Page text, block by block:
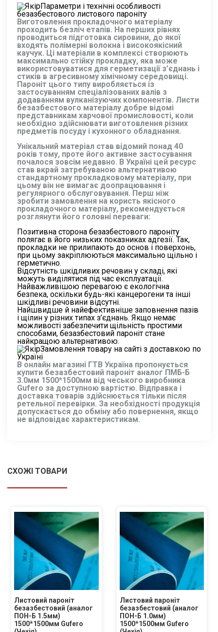
Параметри і технічні особливості
безазбестового листового пароніту
Виготовлення прокладочного матеріалу
проходить безліч етапів. На перших рівнях
проводиться підготовка сировини, до якої
входять полімерні волокна і високоякісний
каучук. Ці матеріали в комплексі створюють
максимально стійку прокладку, яка може
використовуватися для герметизації з’єднань і
стиків в агресивному хімічному середовищі.
Пароніт цього типу виробляється із
застосуванням спеціалізованих валів з
додаванням вулканізуючих компонентів. Листи
безазбестового матеріалу добре відомі
представникам харчової промисловості, коли
необхідно здійснювати виготовлення різних
предметів посуду і кухонного обладнання.
Унікальний матеріал став відомий понад 40
років тому, проте його активне застосування
почалося зовсім недавно. В Україні цей ресурс
став вкрай затребуваною альтернативою
стандартному прокладковому матеріалу, при
цьому він не вимагає доопрацювання і
регулярного обслуговування. Перш ніж
зробити замовлення на користь якісного
прокладочного матеріалу, рекомендується
розглянути його головні переваги:
Позитивна сторона безазбестового пароніту
полягає в його низьких показниках адгезії. Так,
прокладки не прилипають до основ і поверхонь,
при цьому закріплюються максимально щільно і
герметично.
Відсутність шкідливих речовин у складі, які
можуть виділятися під час експлуатації.
Найважливішою перевагою є екологічна
безпека, оскільки будь-які канцерогени та інші
шкідливі речовини відсутні.
Найшвидше й найефективніше заповнення пазів
і щілин у різних типах з’єднань. Якщо немає
можливості забезпечити щільність простими
способами, безазбестовий пароніт стане
найкращою альтернативою.
Замовлення товару на сайті з доставкою по
Україні
В онлайн магазині ГТВ Україна пропонується
купити безазбестовий пароніт аналог ПМБ-Б
3.0мм 1500*1500мм від чеського виробника
Gufero за доступною вартістю. Відправка і
доставка товарів здійснюється тільки після
ретельної перевірки. За необхідності продукція
допускається до обміну або повернення, якщо
не відповідає характеристикам.
СХОЖІ ТОВАРИ
Листовий пароніт
безазбестовий (аналог
ПОН-Б 1.5мм)
1500*1500мм Gufero
Листовий пароніт
безазбестовий (аналог
ПОН-Б 1.0мм)
1500*1500мм Gufero